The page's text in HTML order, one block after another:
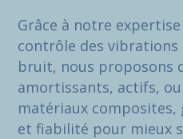
Grâce à notre
contrôle des
bruit, nous proposons
amortissants, actifs,
matériaux
et fiabilité pour mieux